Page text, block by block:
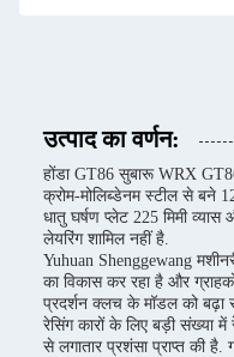
उत्पाद का वर्णन:
होंडा GT86 सुबारू WRX
क्रोम-मोलिब्डेनम स्टील से बने
धातु घर्षण प्लेट 225 मिमी
लेयरिंग शामिल नहीं है.
Yuhuan Shenggewang
का विकास कर रहा है और
प्रदर्शन क्लच के मॉडल को
रेसिंग कारों के लिए बड़ी संख्या
से लगातार प्रशंसा प्राप्त की है.